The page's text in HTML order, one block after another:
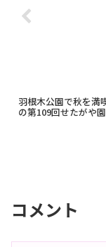
大人まで楽しめる企
羽根木公園で秋を満
の第109回せたがや
コメント